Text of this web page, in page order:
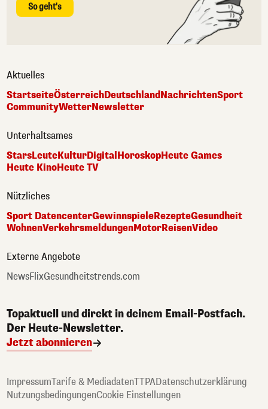
So geht's
Aktuelles
StartseiteÖsterreichDeutschlandNachrichtenSport
CommunityWetterNewsletter
Unterhaltsames
StarsLeuteKulturDigitalHoroskopHeute Games
Heute KinoHeute TV
Nützliches
Sport DatencenterGewinnspieleRezepteGesundheit
WohnenVerkehrsmeldungenMotorReisenVideo
Externe Angebote
NewsFlixGesundheitstrends.com
Topaktuell und direkt in deinem Email-Postfach.
Der Heute-Newsletter.
Jetzt abonnieren
ImpressumTarife & MediadatenTTPADatenschutzerklärung
NutzungsbedingungenCookie Einstellungen